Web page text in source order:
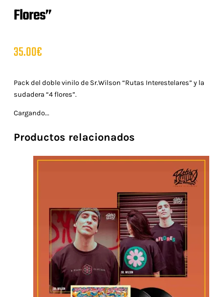
Flores”
35.00€
Pack del doble vinilo de Sr.Wilson “Rutas Interestelares” y la
sudadera “4 flores”.
Cargando...
Productos relacionados